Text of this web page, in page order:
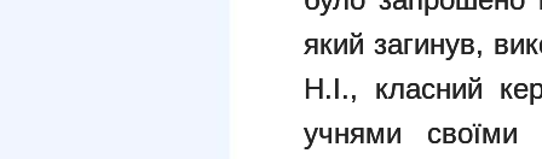
який загинув,
Н.І., класний
учнями своїми